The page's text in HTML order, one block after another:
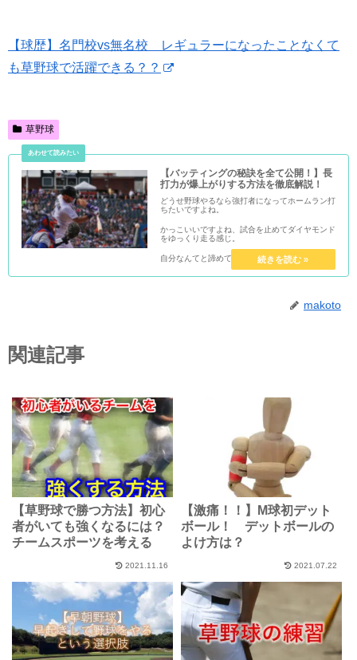
【球歴】名門校vs無名校 レギュラーになったことなくて
も草野球で活躍できる？？
草野球
【バッティングの秘訣を全て公開！】長
打力が爆上がりする方法を徹底解説！
どうせ野球やるなら強打者になってホームラン打
ちたいですよね。
かっこいいですよね、試合を止めてダイヤモンド
をゆっくり走る感じ。
自分なんてと諦めている人もいるかもしれません
が、絶対そんなことはありません。
makoto
関連記事
【草野球で勝つ方法】初心
者がいても強くなるには？
チームスポーツを考える
2021.11.16
【激痛！！】M球初デット
ボール！ デットボールの
よけ方は？
2021.07.22